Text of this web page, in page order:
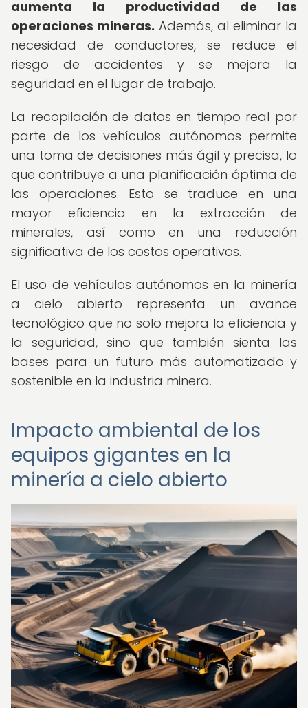
aumenta la productividad de las
operaciones mineras. Además, al eliminar la
necesidad de conductores, se reduce el
riesgo de accidentes y se mejora la
seguridad en el lugar de trabajo.
La recopilación de datos en tiempo real por
parte de los vehículos autónomos permite
una toma de decisiones más ágil y precisa, lo
que contribuye a una planificación óptima de
las operaciones. Esto se traduce en una
mayor eficiencia en la extracción de
minerales, así como en una reducción
significativa de los costos operativos.
El uso de vehículos autónomos en la minería
a cielo abierto representa un avance
tecnológico que no solo mejora la eficiencia y
la seguridad, sino que también sienta las
bases para un futuro más automatizado y
sostenible en la industria minera.
Impacto ambiental de los
equipos gigantes en la
minería a cielo abierto